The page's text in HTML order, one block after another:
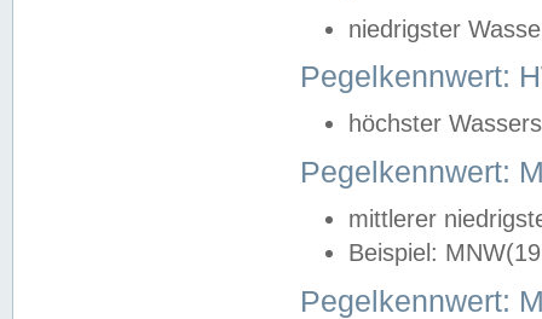
niedrigster
Pegelkennwert:
höchster
Pegelkennwert:
mittlerer
Beispiel:
Pegelkennwert: